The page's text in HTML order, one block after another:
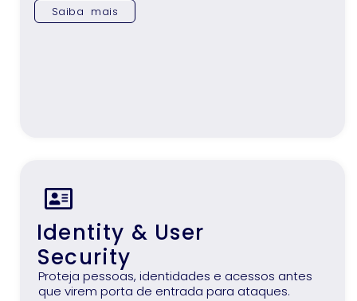
Saiba mais
Identity & User
Security
Proteja pessoas, identidades e acessos antes
que virem porta de entrada para ataques.